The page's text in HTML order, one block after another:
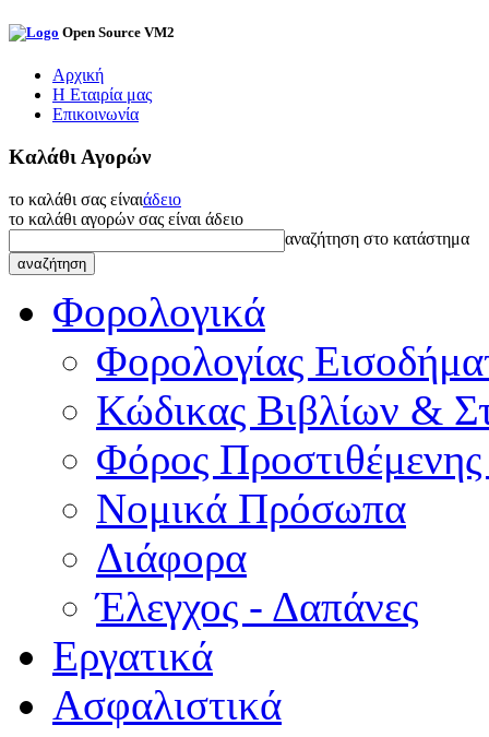
Open Source VM2
Αρχική
Η Εταιρία μας
Επικοινωνία
Καλάθι Αγορών
το καλάθι σας είναιάδειο
το καλάθι αγορών σας είναι άδειο
αναζήτηση στο κατάστημα
Φορολογικά
Φορολογίας
Κώδικας Βιβλίων &
Φόρος Προστιθέμενης
Νομικά Πρόσωπα
Διάφορα
Έλεγχος - Δαπάνες
Εργατικά
Ασφαλιστικά